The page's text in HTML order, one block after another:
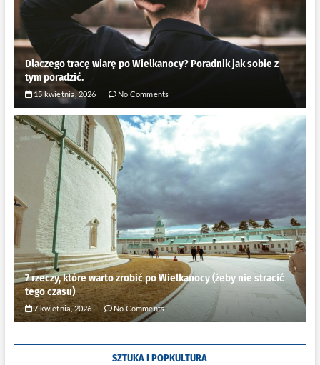
Dlaczego tracę wiarę po Wielkanocy? Poradnik jak sobie z
tym poradzić.
15 kwietnia, 2026 No Comments
7 rzeczy, które warto zrobić po Wielkanocy (żeby nie stracić
tego czasu)
7 kwietnia, 2026 No Comments
SZTUKA I POPKULTURA